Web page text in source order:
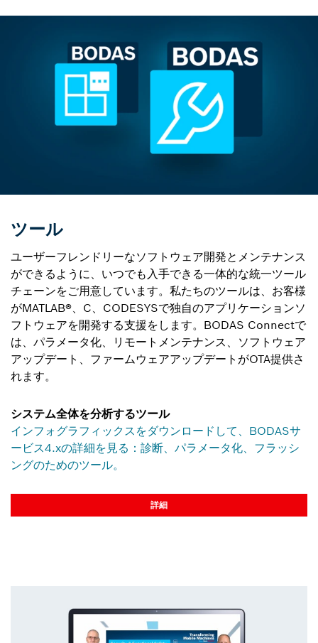
ツール
ユーザーフレンドリーなソフトウェア開発とメンテナンス
ができるように、いつでも入手できる一体的な統一ツール
チェーンをご用意しています。私たちのツールは、お客様
がMATLAB®、C、CODESYSで独自のアプリケーションソ
フトウェアを開発する支援をします。BODAS Connectで
は、パラメータ化、リモートメンテナンス、ソフトウェア
アップデート、ファームウェアアップデートがOTA提供さ
れます。
システム全体を分析するツール
インフォグラフィックスをダウンロードして、BODASサ
ービス4.xの詳細を見る：診断、パラメータ化、フラッシ
ングのためのツール。
詳細